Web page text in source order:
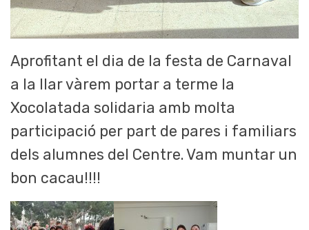
Aprofitant el dia de la festa de Carnaval
a la llar vàrem portar a terme la
Xocolatada solidaria amb molta
participació per part de pares i familiars
dels alumnes del Centre. Vam muntar un
bon cacau!!!!